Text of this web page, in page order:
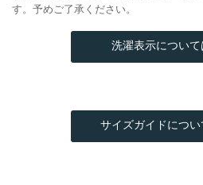
す。予めご了承ください。
洗濯表示について
サイズガイドについ